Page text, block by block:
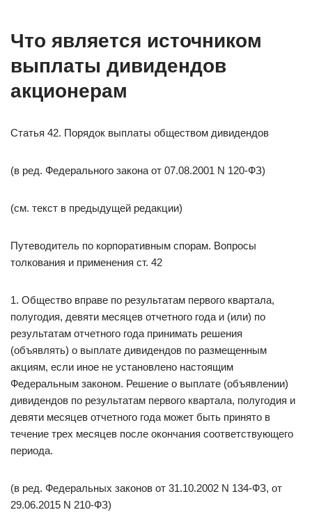
Что является источником
выплаты дивидендов
акционерам
Статья 42. Порядок выплаты обществом дивидендов
(в ред. Федерального закона от 07.08.2001 N 120-ФЗ)
(см. текст в предыдущей редакции)
Путеводитель по корпоративным спорам. Вопросы
толкования и применения ст. 42
1. Общество вправе по результатам первого квартала,
полугодия, девяти месяцев отчетного года и (или) по
результатам отчетного года принимать решения
(объявлять) о выплате дивидендов по размещенным
акциям, если иное не установлено настоящим
Федеральным законом. Решение о выплате (объявлении)
дивидендов по результатам первого квартала, полугодия и
девяти месяцев отчетного года может быть принято в
течение трех месяцев после окончания соответствующего
периода.
(в ред. Федеральных законов от 31.10.2002 N 134-ФЗ, от
29.06.2015 N 210-ФЗ)